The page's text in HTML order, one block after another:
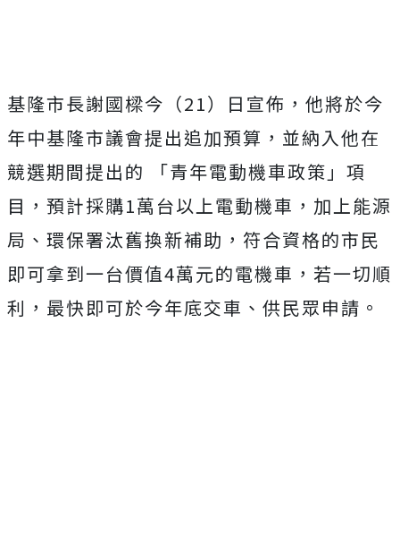
基隆市長謝國樑今（21）日宣佈，他將於今
年中基隆市議會提出追加預算，並納入他在
競選期間提出的 「青年電動機車政策」項
目，預計採購1萬台以上電動機車，加上能源
局、環保署汰舊換新補助，符合資格的市民
即可拿到一台價值4萬元的電機車，若一切順
利，最快即可於今年底交車、供民眾申請。